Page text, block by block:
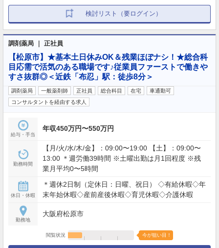
検討リスト（要ログイン）
調剤薬局 ｜ 正社員
【松原市】★基本土日休みOK＆残業ほぼナシ！★総合科
目応需で活気のある職場です♪従業員ファーストで働きや
すさ抜群◎＜近鉄「布忍」駅：徒歩8分＞
調剤薬局 一般薬剤師 正社員 総合科目 在宅
車通勤可
コンサルタントを経由する求人
給与・手当
年収450万円〜550万円
勤務時間
【月/火/水/木/金】：09:00〜19:00 【土】：09:00〜
13:00 ＊週労働39時間 ※土曜出勤は月1回程度 ※残
業月平均0〜5時間
休日・休暇
＊週休2日制（定休日：日曜、祝日） ◇有給休暇◇年
末年始休暇◇産前産後休暇◇育児休暇◇介護休暇
勤務地
大阪府松原市
閲覧状況 今が狙い目！